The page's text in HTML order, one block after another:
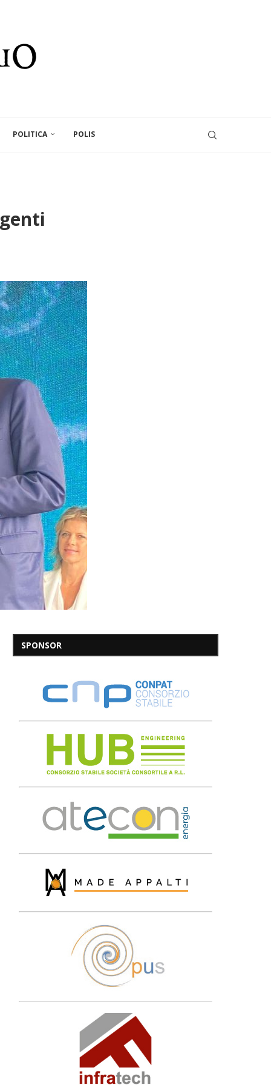
POLITICA POLIS
SPONSOR